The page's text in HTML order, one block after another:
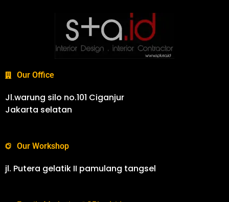
Our Office
Jl.warung silo no.101 Ciganjur
Jakarta selatan
Our Workshop
jl. Putera gelatik II pamulang tangsel